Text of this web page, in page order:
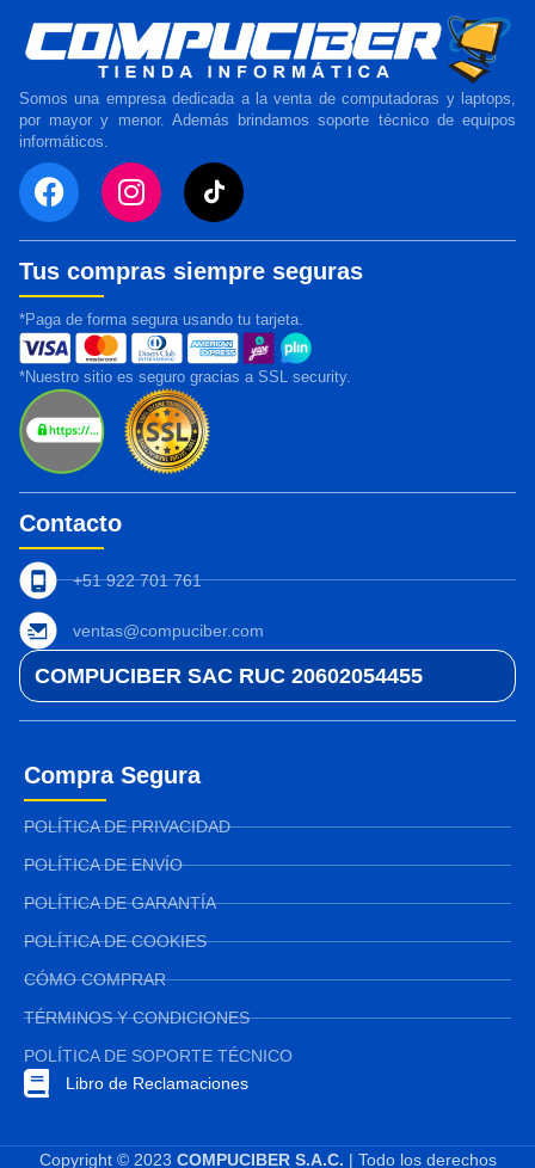
Somos una empresa dedicada a la venta de computadoras y laptops,
por mayor y menor. Además brindamos soporte técnico de equipos
informáticos.
Tus compras siempre seguras
*Paga de forma segura usando tu tarjeta.
*Nuestro sitio es seguro gracias a SSL security.
Contacto
+51 922 701 761
ventas@compuciber.com
COMPUCIBER SAC RUC 20602054455
Compra Segura
POLÍTICA DE PRIVACIDAD
POLÍTICA DE ENVÍO
POLÍTICA DE GARANTÍA
POLÍTICA DE COOKIES
CÓMO COMPRAR
TÉRMINOS Y CONDICIONES
POLÍTICA DE SOPORTE TÉCNICO
Libro de Reclamaciones
Copyright © 2023 COMPUCIBER S.A.C. | Todo los derechos